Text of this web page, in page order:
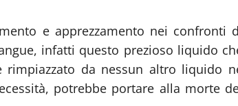
e apprezzamento nei confronti
infatti questo prezioso liquido
da nessun altro liquido
potrebbe portare alla morte